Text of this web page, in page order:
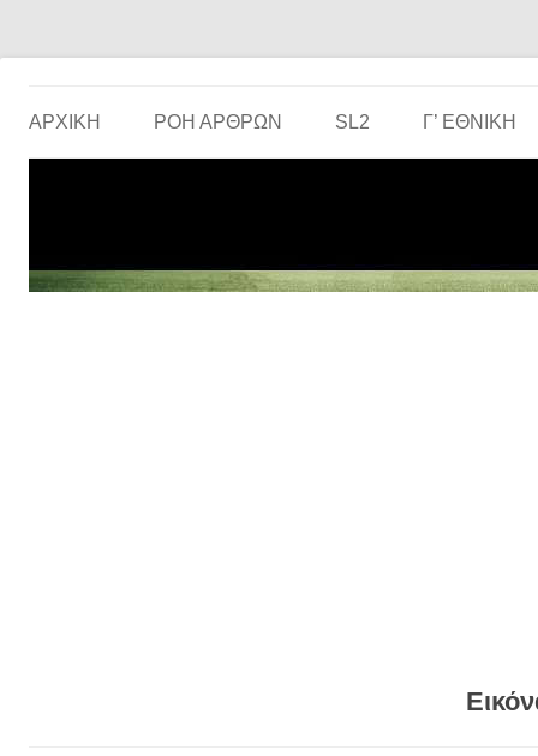
ΑΡΧΙΚΗ ΡΟΗ ΑΡΘΡΩΝ SL2 Γ’ ΕΘΝΙΚΉ